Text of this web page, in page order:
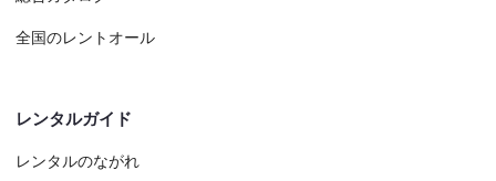
全国のレントオール
レンタルガイド
レンタルのながれ